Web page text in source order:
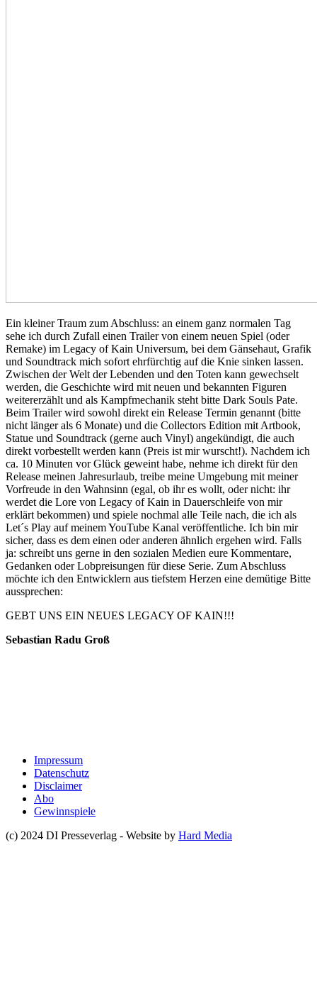
Ein kleiner Traum zum Abschluss: an einem ganz normalen Tag
sehe ich durch Zufall einen Trailer von einem neuen Spiel (oder
Remake) im Legacy of Kain Universum, bei dem Gänsehaut, Grafik
und Soundtrack mich sofort ehrfürchtig auf die Knie sinken lassen.
Zwischen der Welt der Lebenden und den Toten kann gewechselt
werden, die Geschichte wird mit neuen und bekannten Figuren
weitererzählt und als Kampfmechanik steht bitte Dark Souls Pate.
Beim Trailer wird sowohl direkt ein Release Termin genannt (bitte
nicht länger als 6 Monate) und die Collectors Edition mit Artbook,
Statue und Soundtrack (gerne auch Vinyl) angekündigt, die auch
direkt vorbestellt werden kann (Preis ist mir wurscht!). Nachdem ich
ca. 10 Minuten vor Glück geweint habe, nehme ich direkt für den
Release meinen Jahresurlaub, treibe meine Umgebung mit meiner
Vorfreude in den Wahnsinn (egal, ob ihr es wollt, oder nicht: ihr
werdet die Lore von Legacy of Kain in Dauerschleife von mir
erklärt bekommen) und spiele nochmal alle Teile nach, die ich als
Let´s Play auf meinem YouTube Kanal veröffentliche. Ich bin mir
sicher, dass es dem einen oder anderen ähnlich ergehen wird. Falls
ja: schreibt uns gerne in den sozialen Medien eure Kommentare,
Gedanken oder Lobpreisungen für diese Serie. Zum Abschluss
möchte ich den Entwicklern aus tiefstem Herzen eine demütige Bitte
aussprechen:
GEBT UNS EIN NEUES LEGACY OF KAIN!!!
Sebastian Radu Groß
Impressum
Datenschutz
Disclaimer
Abo
Gewinnspiele
(c) 2024 DI Presseverlag - Website by Hard Media